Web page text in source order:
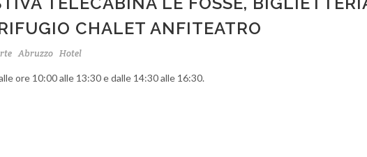
CHALET ANFITEATRO
Abruzzo Hotel
ore 10:00 alle 13:30 e dalle 14:30 alle 16:30.